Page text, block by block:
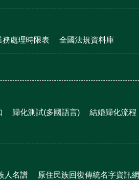
務處理時限表 全國法規資料庫
歸化測試(多國語言) 結婚歸化流程
人名譜 原住民族回復傳統名字資訊網